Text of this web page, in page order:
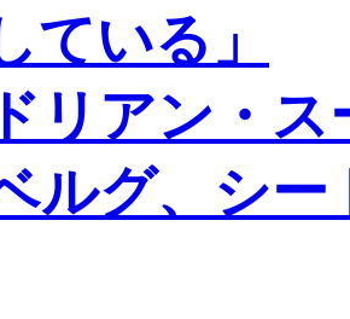
ている」
リアン・
ルグ、シー